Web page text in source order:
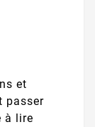
et
passer
à lire